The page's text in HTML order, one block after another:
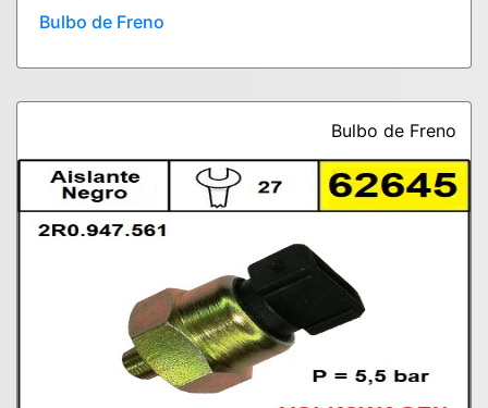
Bulbo de Freno
Bulbo de Freno